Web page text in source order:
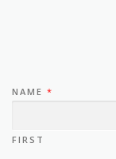
NAME *
FIRST